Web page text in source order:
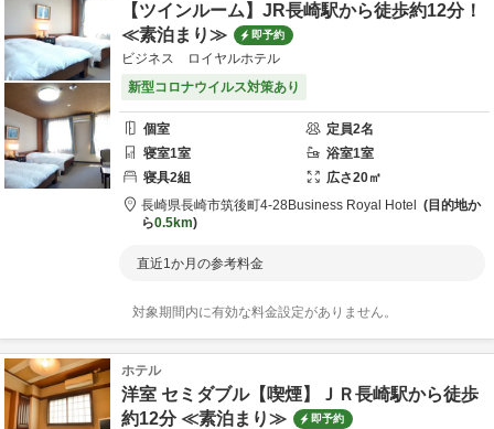
【ツインルーム】JR長崎駅から徒歩約12分！
≪素泊まり≫
即予約
ビジネス ロイヤルホテル
新型コロナウイルス対策あり
個室 定員2名
寝室1室 浴室1室
寝具2組 広さ20㎡
長崎県長崎市筑後町4-28Business Royal Hotel
目的地か
ら0.5km
直近1か月の参考料金
対象期間内に有効な料金設定がありません。
ホテル
洋室 セミダブル【喫煙】ＪＲ長崎駅から徒歩
約12分 ≪素泊まり≫
即予約